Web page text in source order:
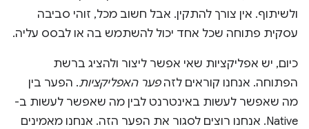
ולשיתוף. אין צורך להתקין. אבל חשוב מכל, זוהי סביבה
עסקית פתוחה שכל אחד יכול להשתמש בה או לבסס עליה.
כיום, יש אפליקציות שאי אפשר ליצור ולהציג ברשת
הפתוחה. אנחנו קוראים לזהפער האפליקציות. הפער בין
מה שאפשר לעשות באינטרנט לבין מה שאפשר לעשות ב-
Native. אנחנו רוצים לסגור את הפער הזה. אנחנו מאמינים